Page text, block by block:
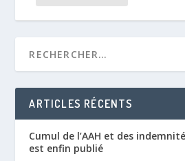
ARTICLES RÉCENTS
Cumul de l’AAH et des
est enfin publié